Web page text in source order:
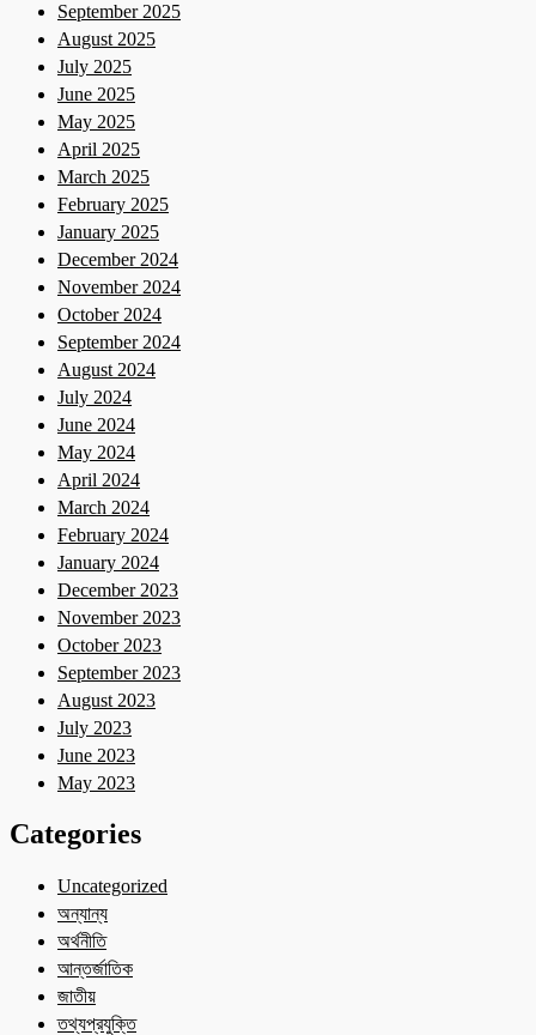
September 2025
August 2025
July 2025
June 2025
May 2025
April 2025
March 2025
February 2025
January 2025
December 2024
November 2024
October 2024
September 2024
August 2024
July 2024
June 2024
May 2024
April 2024
March 2024
February 2024
January 2024
December 2023
November 2023
October 2023
September 2023
August 2023
July 2023
June 2023
May 2023
Categories
Uncategorized
অন্যান্য
অর্থনীতি
আন্তর্জাতিক
জাতীয়
তথ্যপ্রযুক্তি